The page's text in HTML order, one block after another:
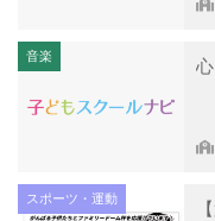
音楽
スポーツ・運動